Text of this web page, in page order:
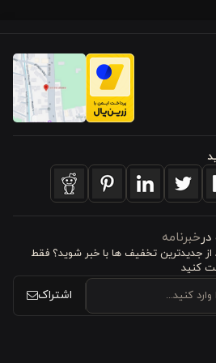
خبرنامه
از جدید‌ترین تخفیف‌ ها با‌ خبر شوید؟ فقط
کنید
اشتراک